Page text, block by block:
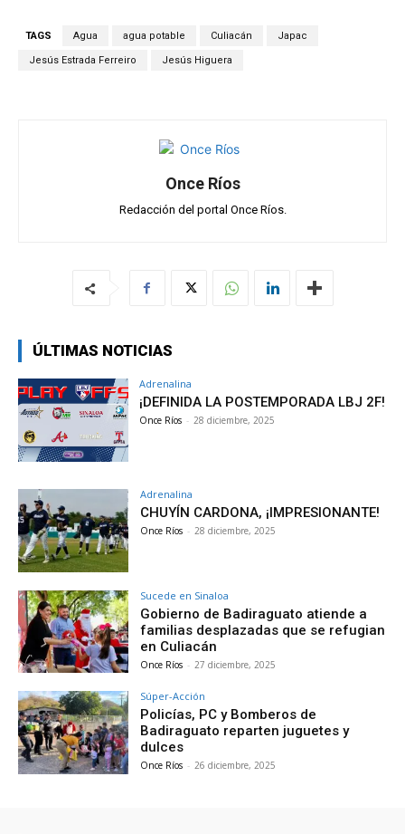
A
b
o
gr
a
p
ar
TAGS Agua agua potable Culiacán Japac
Jesús Estrada Ferreiro Jesús Higuera
Once Ríos
Redacción del portal Once Ríos.
ÚLTIMAS NOTICIAS
Adrenalina
¡DEFINIDA LA POSTEMPORADA LBJ 2F!
Once Ríos - 28 diciembre, 2025
Adrenalina
CHUYÍN CARDONA, ¡IMPRESIONANTE!
Once Ríos - 28 diciembre, 2025
Sucede en Sinaloa
Gobierno de Badiraguato atiende a
familias desplazadas que se refugian
en Culiacán
Once Ríos - 27 diciembre, 2025
Súper-Acción
Policías, PC y Bomberos de
Badiraguato reparten juguetes y
dulces
Once Ríos - 26 diciembre, 2025